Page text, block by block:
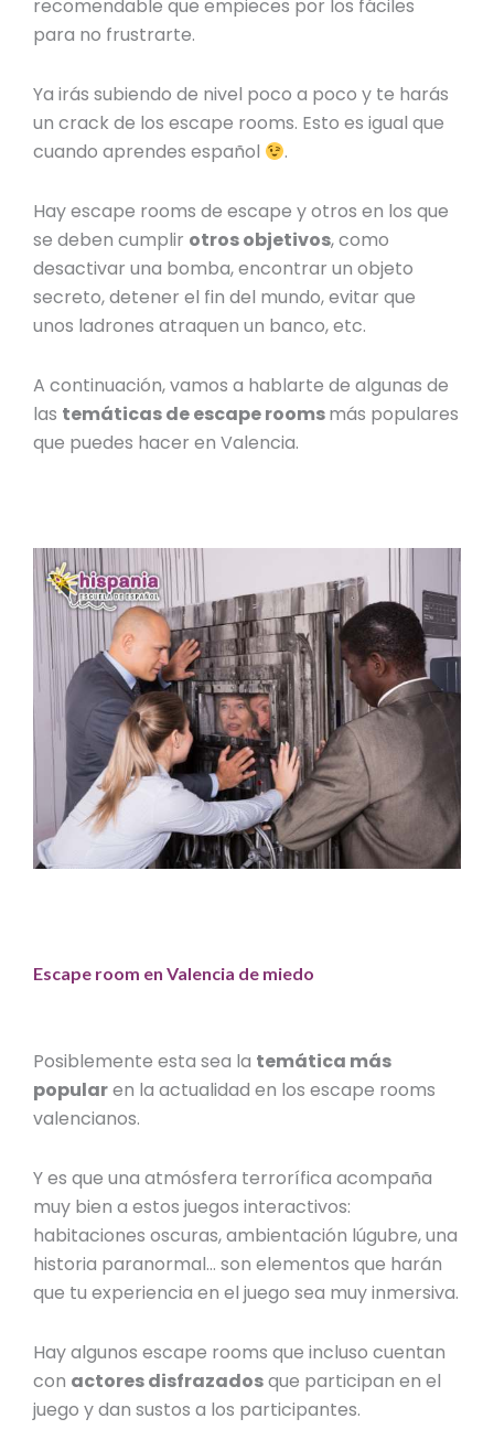
recomendable que empieces por los fáciles
para no frustrarte.
Ya irás subiendo de nivel poco a poco y te harás
un crack de los escape rooms. Esto es igual que
cuando aprendes español
.
Hay escape rooms de escape y otros en los que
se deben cumplir otros objetivos, como
desactivar una bomba, encontrar un objeto
secreto, detener el fin del mundo, evitar que
unos ladrones atraquen un banco, etc.
A continuación, vamos a hablarte de algunas de
las temáticas de escape roomsmás populares
que puedes hacer en Valencia.
Escape room en Valencia de miedo
Posiblemente esta sea la temática más
popularen la actualidad en los escape rooms
valencianos.
Y es que una atmósfera terrorífica acompaña
muy bien a estos juegos interactivos:
habitaciones oscuras, ambientación lúgubre, una
historia paranormal… son elementos que harán
que tu experiencia en el juego sea muy inmersiva.
Hay algunos escape rooms que incluso cuentan
con actores disfrazadosque participan en el
juego y dan sustos a los participantes.